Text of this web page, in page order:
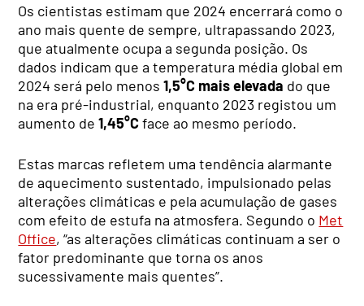
Os cientistas estimam que 2024 encerrará como o
ano mais quente de sempre, ultrapassando 2023,
que atualmente ocupa a segunda posição. Os
dados indicam que a temperatura média global em
2024 será pelo menos1,5°C mais elevada do que
na era pré-industrial, enquanto 2023 registou um
aumento de1,45°C face ao mesmo período.
Estas marcas refletem uma tendência alarmante
de aquecimento sustentado, impulsionado pelas
alterações climáticas e pela acumulação de gases
com efeito de estufa na atmosfera. Segundo o Met
Office, “as alterações climáticas continuam a ser o
fator predominante que torna os anos
sucessivamente mais quentes”.